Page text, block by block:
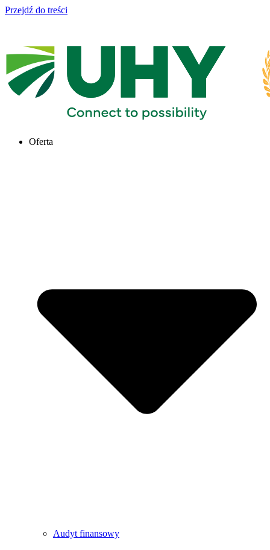
Przejdź do treści
Oferta
Audyt finansowy